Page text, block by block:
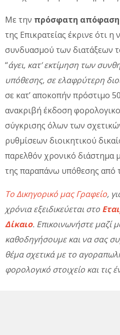
Με την πρόσφατη απόφαση
της Επικρατείας έκρινε ότι
συνδυασμού των διατάξεων
“άγει, κατ’ εκτίμηση των
υπόθεσης, σε ελαφρύτερη
σε κατ’ αποκοπήν πρόστιμο
ανακριβή έκδοση
σύγκρισης όλων των
ρυθμίσεων διοικητικού
παρελθόν χρονικό διάστημα
της παραπάνω υπόθεσης από
Το Δικηγορικό μας Γραφείο,
χρόνια εξειδικεύεται στο
Δίκαιο. Επικοινωνήστε μαζί
καθοδηγήσουμε και να σας
θέμα σχετικά με το
φορολογικό στοιχείο και τις